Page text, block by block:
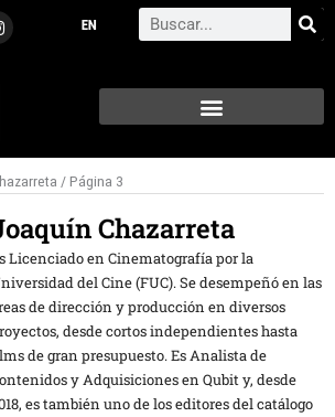
Search
/ Página 3
Chazarreta
Licenciado en Cinematografía por la
del Cine (FUC). Se desempeñó en las
de dirección y producción en diversos
desde cortos independientes hasta
de gran presupuesto. Es Analista de
y Adquisiciones en Qubit y, desde
es también uno de los editores del catálogo